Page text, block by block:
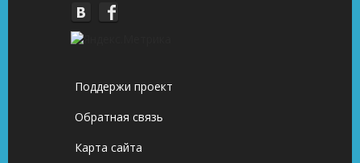
Поддержи проект
Обратная связь
Карта сайта